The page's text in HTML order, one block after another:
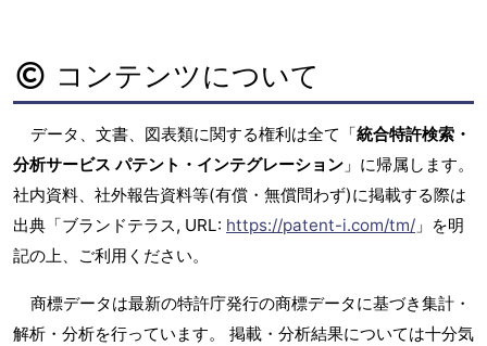
コンテンツについて
データ、文書、図表類に関する権利は全て「統合特許検索・
分析サービス パテント・インテグレーション 」に帰属します。
社内資料、社外報告資料等(有償・無償問わず)に掲載する際は
出典「ブランドテラス, URL: https://patent-i.com/tm/ 」を明
記の上、ご利用ください。
商標データは最新の特許庁発行の商標データに基づき集計・
解析・分析を行っています。 掲載・分析結果については十分気